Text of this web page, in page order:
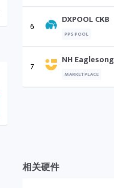
6 DXPOOL CKB
PPS POOL
7 NH Eaglesong
MARKETPLACE
相关硬件